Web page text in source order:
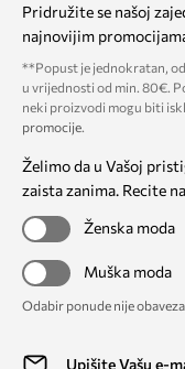
Pridružite se našoj
najnovijim
**Popust je jednokratan,
u vrijednosti od min. 80€.
neki proizvodi mogu biti
promocije
Želimo da u Vašoj
zaista zanima. Recite
Ženska moda
Muška moda
Odabir ponude nije